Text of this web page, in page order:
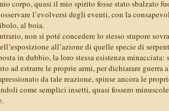
corpo, quasi il mio spirito fosse stato sbalzato
l’evolversi degli eventi, con la
al boia.
non si poté concedere lo stesso stupore
all’azione di quelle specie di
in dubbio, la loro stessa esistenza minacciata:
ad estrarre le proprie armi, per dichiarare guerra
da tale reazione, spinse ancora le
come semplici insetti, quasi fossero